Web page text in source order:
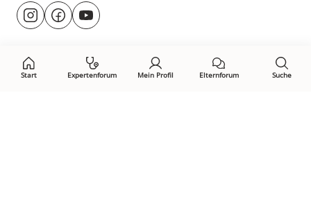
Start Expertenforum Mein Profil Elternforum Suche
Besuche
uns@rund.ums.baby
facebook.com/rundumsbaby.de
youtube.com/@rundumsbaby_